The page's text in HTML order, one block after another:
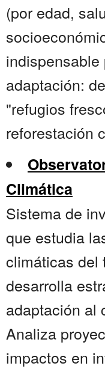
(por edad,
adaptación:
"refugios
reforestación
Climática
Sistema de
que estudia
climáticas del
desarrolla
adaptación al
Analiza
impactos en